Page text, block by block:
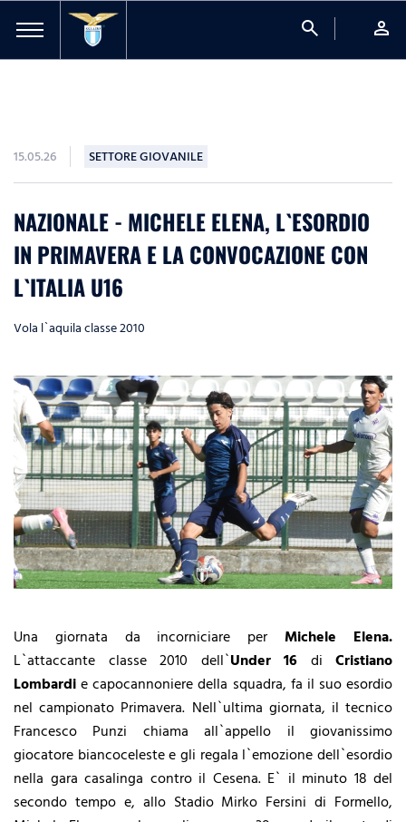
search person
15.05.26 SETTORE GIOVANILE
NAZIONALE - MICHELE ELENA, L`ESORDIO
IN PRIMAVERA E LA CONVOCAZIONE CON
L`ITALIA U16
Vola l`aquila classe 2010
Una giornata da incorniciare perMichele Elena.
L`attaccante classe 2010 dell`Under 16 di Cristiano
Lombardie capocannoniere della squadra, fa il suo esordio
nel campionato Primavera. Nell`ultima giornata, il tecnico
Francesco Punzi chiama all`appello il giovanissimo
giocatore biancoceleste e gli regala l`emozione dell`esordio
nella gara casalinga contro il Cesena. E` il minuto 18 del
secondo tempo e, allo Stadio Mirko Fersini di Formello,